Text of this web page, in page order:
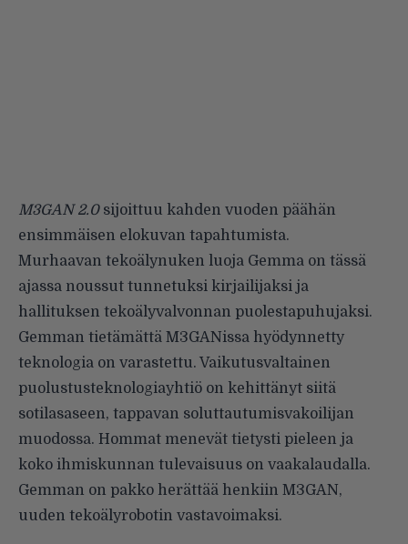
M3GAN 2.0sijoittuu kahden vuoden päähän
ensimmäisen elokuvan tapahtumista.
Murhaavan tekoälynuken luoja Gemma on tässä
ajassa noussut tunnetuksi kirjailijaksi ja
hallituksen tekoälyvalvonnan puolestapuhujaksi.
Gemman tietämättä M3GANissa hyödynnetty
teknologia on varastettu. Vaikutusvaltainen
puolustusteknologiayhtiö on kehittänyt siitä
sotilasaseen, tappavan soluttautumisvakoilijan
muodossa. Hommat menevät tietysti pieleen ja
koko ihmiskunnan tulevaisuus on vaakalaudalla.
Gemman on pakko herättää henkiin M3GAN,
uuden tekoälyrobotin vastavoimaksi.